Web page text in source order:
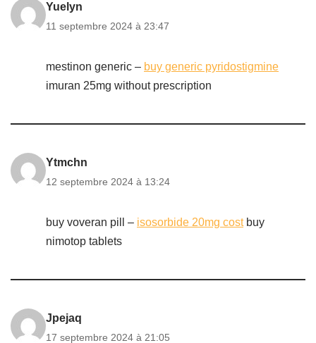
Yuelyn
11 septembre 2024 à 23:47
mestinon generic – buy generic pyridostigmine
imuran 25mg without prescription
Ytmchn
12 septembre 2024 à 13:24
buy voveran pill – isosorbide 20mg costbuy
nimotop tablets
Jpejaq
17 septembre 2024 à 21:05